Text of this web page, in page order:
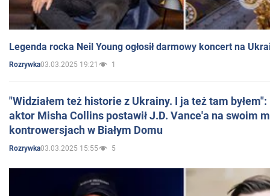
Legenda rocka Neil Young ogłosił darmowy koncert na
Rozrywka03.03.2025 19:21 1
"Widziałem też historie z Ukrainy. I ja też tam
aktor Misha Collins postawił J.D. Vance'a na swoim
kontrowersjach w Białym Domu
Rozrywka03.03.2025 15:55 5